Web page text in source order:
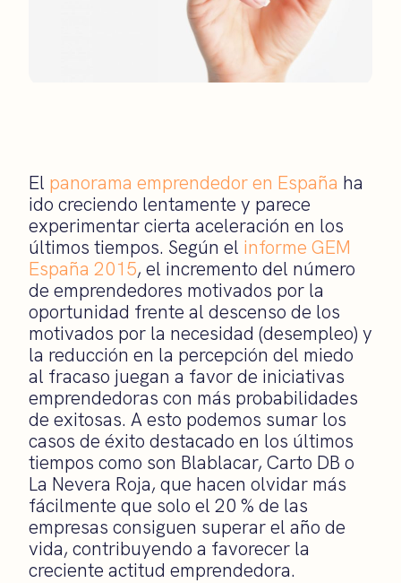
El panorama emprendedor en España ha
ido creciendo lentamente y parece
experimentar cierta aceleración en los
últimos tiempos. Según el informe GEM
España 2015, el incremento del número
de emprendedores motivados por la
oportunidad frente al descenso de los
motivados por la necesidad (desempleo) y
la reducción en la percepción del miedo
al fracaso juegan a favor de iniciativas
emprendedoras con más probabilidades
de exitosas. A esto podemos sumar los
casos de éxito destacado en los últimos
tiempos como son Blablacar, Carto DB o
La Nevera Roja, que hacen olvidar más
fácilmente que solo el 20 % de las
empresas consiguen superar el año de
vida, contribuyendo a favorecer la
creciente actitud emprendedora.